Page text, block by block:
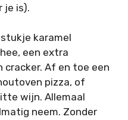
je is).
karamel
een extra
cracker. Af en toe een
pizza, of
wijn. Allemaal
neem. Zonder